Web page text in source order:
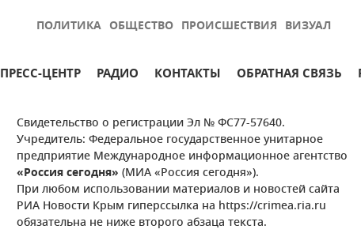
ПОЛИТИКА ОБЩЕСТВО ПРОИСШЕСТВИЯ ВИЗУАЛ
ПРЕСС-ЦЕНТР РАДИО КОНТАКТЫ ОБРАТНАЯ СВЯЗЬ
Свидетельство о регистрации Эл № ФС77-57640.
Учредитель: Федеральное государственное унитарное
предприятие Международное информационное агентство
«Россия сегодня» (МИА «Россия сегодня»).
При любом использовании материалов и новостей сайта
РИА Новости Крым гиперссылка на https://crimea.ria.ru
обязательна не ниже второго абзаца текста.